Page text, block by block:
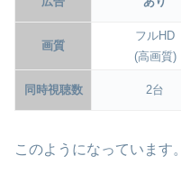
画質
フルHD
(高画質)
同時視聴数 2台
このようになっています。